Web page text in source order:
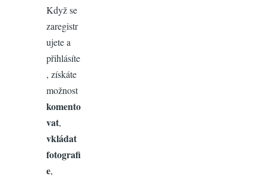
Když se
zaregistr
ujete a
přihlásíte
, získáte
možnost
komento
vat,
vkládat
fotografi
e,